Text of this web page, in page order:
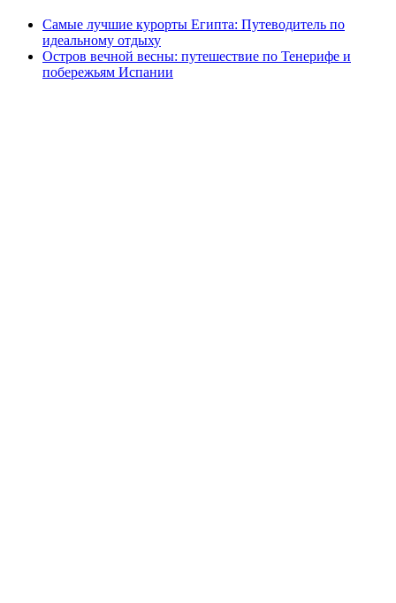
Самые лучшие курорты Египта: Путеводитель по
идеальному отдыху
Остров вечной весны: путешествие по Тенерифе и
побережьям Испании